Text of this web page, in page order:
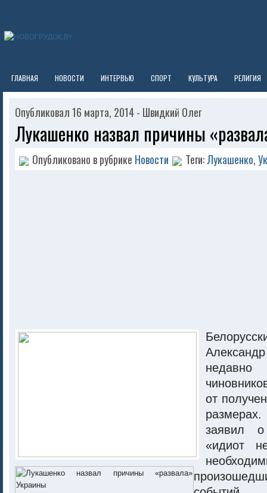
ГЛАВНАЯ НОВОСТИ ИНТЕРВЬЮ СПОРТ КУЛЬТУРА РЕЛИГИЯ
Опубликовал 16 марта, 2014 - Швидкий Олег
Лукашенко назвал причины
Опубликовано в рубрике Новости Теги:Лукашенко,
от
заявил
«идиот